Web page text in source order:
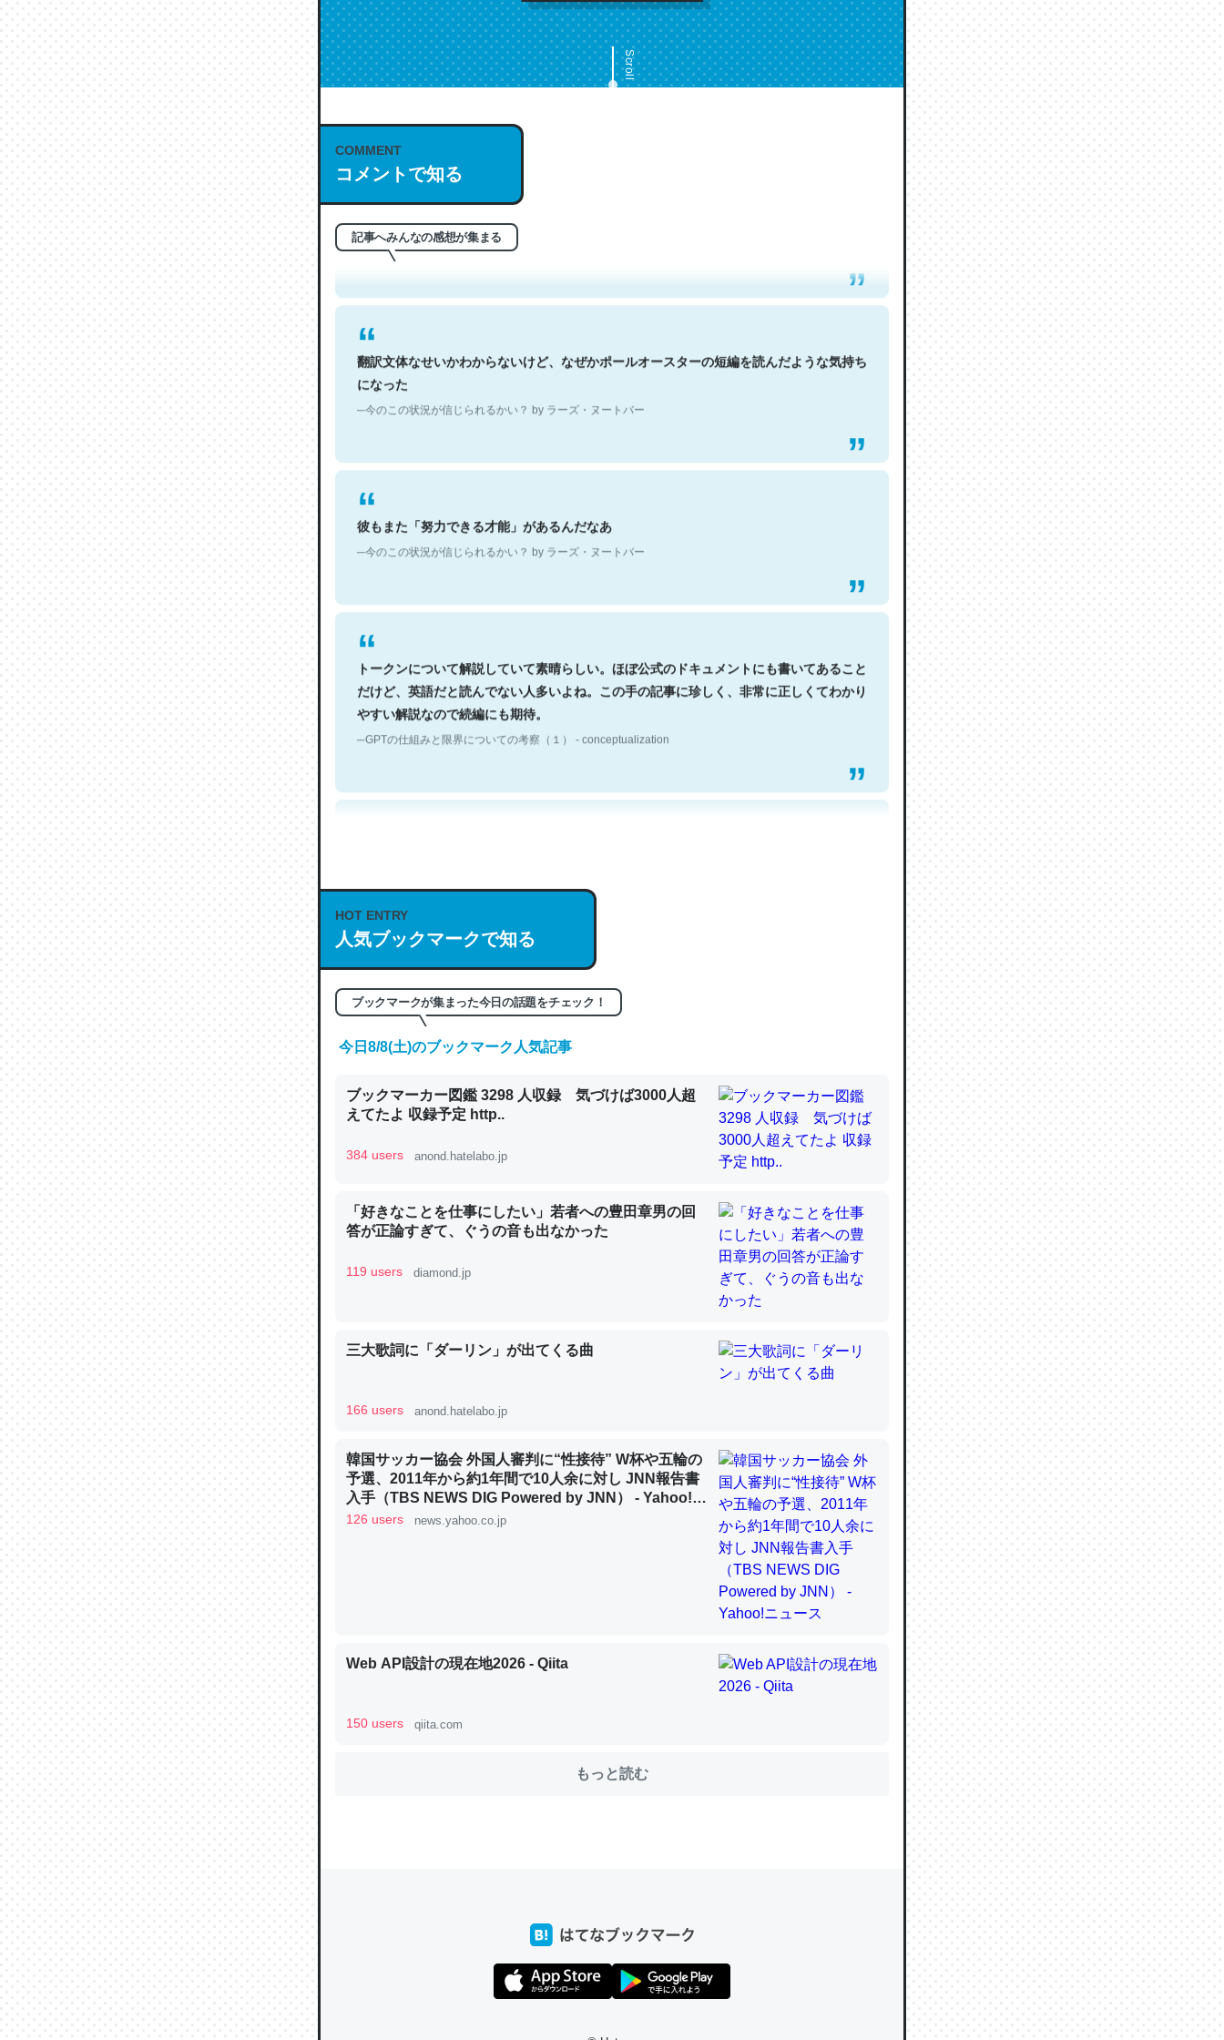
Scroll
COMMENT
コメントで知る
記事へみんなの感想が集まる
これは名文。彼はとてもクレバーなんだろうなと凄く思う。英語少しでも読める人は原文
もお勧め。自分はこの流れ好き。Let’s Fucking Go. Then Covid hit. Shit.
─今のこの状況が信じられるかい？ by ラーズ・ヌートバー
翻訳文体なせいかわからないけど、なぜかポールオースターの短編を読んだような気持ち
になった
─今のこの状況が信じられるかい？ by ラーズ・ヌートバー
彼もまた「努力できる才能」があるんだなあ
─今のこの状況が信じられるかい？ by ラーズ・ヌートバー
トークンについて解説していて素晴らしい。ほぼ公式のドキュメントにも書いてあること
だけど、英語だと読んでない人多いよね。この手の記事に珍しく、非常に正しくてわかり
やすい解説なので続編にも期待。
─GPTの仕組みと限界についての考察（１） - conceptualization
─GPTの仕組みと限界についての考察（１） - conceptualization
これは良記事。32768トークンだと英語小説100ページ分くらい。小説でいう「ずっと前
の伏線」は回収されないけど、短期記憶というには多い分量。進化すればするほど分かり
やすく強くなりそう
の600分の1程度。
─ニュース :: 【研究発表】昆虫学の大問題＝「昆虫はなぜ海にいないのか」に関する新仮説
論文では「淡水はカルシウムも酸素も不足してて両方に不利だから両方が拮抗してるので
は」とあって面白い。海にいる鋏角類（カブトガニ・ウミグモ）はカルシウムを使わずキ
これを元に考えるとカルシウムを大量に使う脊椎動物と貝類は苦労してるんだな…。腹足
─ニュース :: 【研究発表】昆虫学の大問題＝「昆虫はなぜ海にいないのか」に関する新仮説
中。あと、Googleマップで位置情報を共有してる。電池残量や充電中かが分かるのでこ
─たまにLINEするくらいだった遠方の父67歳と僕。ITツール導入でコミュニケーションが劇的に変化し
きる。一生で親と会える残り時間を日数にすると1週間とかの人が多いそうだけど、それ
─たまにLINEするくらいだった遠方の父67歳と僕。ITツール導入でコミュニケーションが劇的に変化し
HOT ENTRY
人気ブックマークで知る
ブックマークが集まった今日の話題をチェック！
今日8/8(土)のブックマーク人気記事
ブックマーカー図鑑 3298 人収録 気づけば3000人超
えてたよ 収録予定 http..
384 users anond.hatelabo.jp
「好きなことを仕事にしたい」若者への豊田章男の回
答が正論すぎて、ぐうの音も出なかった
119 users diamond.jp
三大歌詞に「ダーリン」が出てくる曲
166 users anond.hatelabo.jp
韓国サッカー協会 外国人審判に“性接待” W杯や五輪の
予選、2011年から約1年間で10人余に対し JNN報告書
入手（TBS NEWS DIG Powered by JNN） - Yahoo!ニ
ュース
126 users news.yahoo.co.jp
Web API設計の現在地2026 - Qiita
150 users qiita.com
もっと読む